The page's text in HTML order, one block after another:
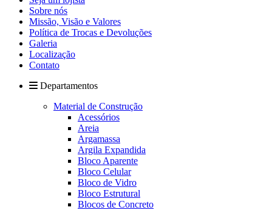
Sobre nós
Missão, Visão e Valores
Política de Trocas e Devoluções
Galeria
Localização
Contato
Departamentos
Material de Construção
Acessórios
Areia
Argamassa
Argila Expandida
Bloco Aparente
Bloco Celular
Bloco de Vidro
Bloco Estrutural
Blocos de Concreto